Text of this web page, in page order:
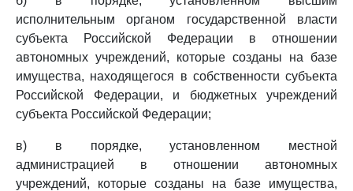
исполнительным органом государственной власти
субъекта Российской Федерации в отношении
автономных учреждений, которые созданы на базе
имущества, находящегося в собственности субъекта
Российской Федерации, и бюджетных учреждений
субъекта Российской Федерации;
в) в порядке, установленном местной
администрацией в отношении автономных
учреждений, которые созданы на базе имущества,